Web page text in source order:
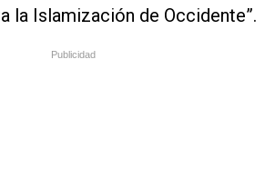
la Islamización de Occidente”.
Publicidad